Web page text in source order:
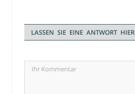
LASSEN SIE EINE ANTWORT HIER